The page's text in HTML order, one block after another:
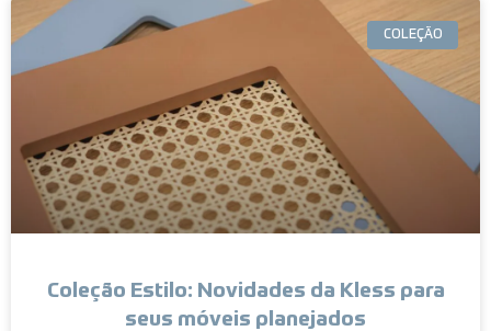
COLEÇÃO
Coleção Estilo: Novidades da Kless para
seus móveis planejados